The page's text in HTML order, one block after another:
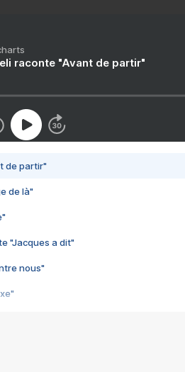
raconte "Avant de partir"
de partir"
de là"
"Jacques a dit"
nous"